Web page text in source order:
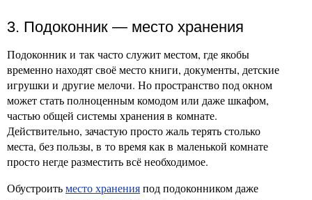
3. Подоконник — место хранения
Подоконник и так часто служит местом, где якобы
временно находят своё место книги, документы, детские
игрушки и другие мелочи. Но пространство под окном
может стать полноценным комодом или даже шкафом,
частью общей системы хранения в комнате.
Действительно, зачастую просто жаль терять столько
места, без пользы, в то время как в маленькой комнате
просто негде разместить всё необходимое.
Обустроитьместо храненияпод подоконником даже